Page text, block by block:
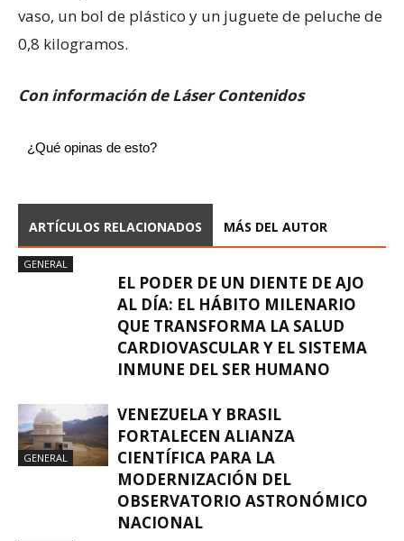
vaso, un bol de plástico y un juguete de peluche de
0,8 kilogramos.
Con información de Láser Contenidos
¿Qué opinas de esto?
ARTÍCULOS RELACIONADOS MÁS DEL AUTOR
GENERAL
EL PODER DE UN DIENTE DE AJO
AL DÍA: EL HÁBITO MILENARIO
QUE TRANSFORMA LA SALUD
CARDIOVASCULAR Y EL SISTEMA
INMUNE DEL SER HUMANO
GENERAL
VENEZUELA Y BRASIL
FORTALECEN ALIANZA
CIENTÍFICA PARA LA
MODERNIZACIÓN DEL
OBSERVATORIO ASTRONÓMICO
NACIONAL